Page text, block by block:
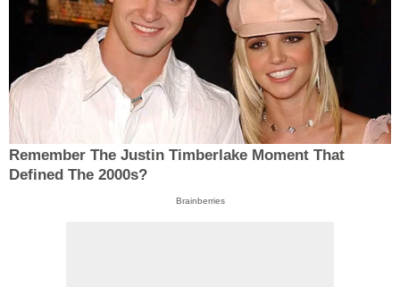
Remember The Justin Timberlake Moment That
Defined The 2000s?
Brainberries